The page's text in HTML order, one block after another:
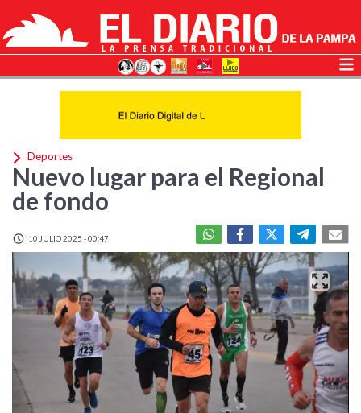
Deportes
Nuevo lugar para el Regional
de fondo
10 JULIO 2025 - 00:47